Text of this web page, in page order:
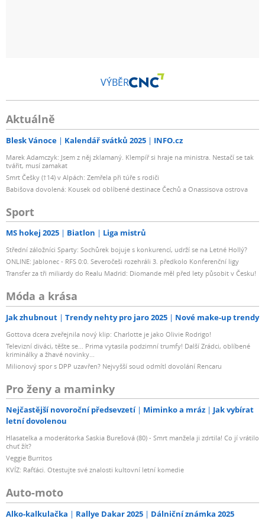
VÝBĚR
Aktuálně
Blesk Vánoce Kalendář svátků 2025 INFO.cz
Marek Adamczyk: Jsem z něj zklamaný. Klempíř si hraje na ministra. Nestačí se tak
tvářit, musí zamakat
Smrt Češky (†14) v Alpách: Zemřela při túře s rodiči
Babišova dovolená: Kousek od oblíbené destinace Čechů a Onassisova ostrova
Sport
MS hokej 2025 Biatlon Liga mistrů
Střední záložníci Sparty: Sochůrek bojuje s konkurencí, udrží se na Letné Hollý?
ONLINE: Jablonec - RFS 0:0. Severočeši rozehráli 3. předkolo Konferenční ligy
Transfer za tři miliardy do Realu Madrid: Diomande měl před lety působit v Česku!
Móda a krása
Jak zhubnout Trendy nehty pro jaro 2025 Nové make-up trendy
Gottova dcera zveřejnila nový klip: Charlotte je jako Olivie Rodrigo!
Televizní diváci, těšte se... Prima vytasila podzimní trumfy! Další Zrádci, oblíbené
kriminálky a žhavé novinky...
Milionový spor s DPP uzavřen? Nejvyšší soud odmítl dovolání Rencaru
Pro ženy a maminky
Nejčastější novoroční předsevzetí Miminko a mráz
Jak vybírat
letní dovolenou
Hlasatelka a moderátorka Saskia Burešová (80) - Smrt manžela ji zdrtila! Co jí vrátilo
chuť žít?
Veggie Burritos
KVÍZ: Rafťáci. Otestujte své znalosti kultovní letní komedie
Auto-moto
Alko-kalkulačka Rallye Dakar 2025 Dálniční známka 2025